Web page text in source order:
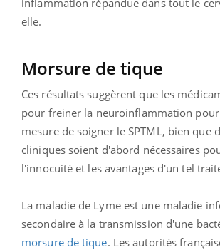
elle.
Morsure de tique
Ces résultats suggèrent que les
pour freiner la neuroinflammation
mesure de soigner le SPTML, bien que
cliniques soient d'abord nécessaires
l'innocuité et les avantages d'un tel
La maladie de Lyme est une maladie
secondaire à la transmission d'une
morsure de tique. Les autorités